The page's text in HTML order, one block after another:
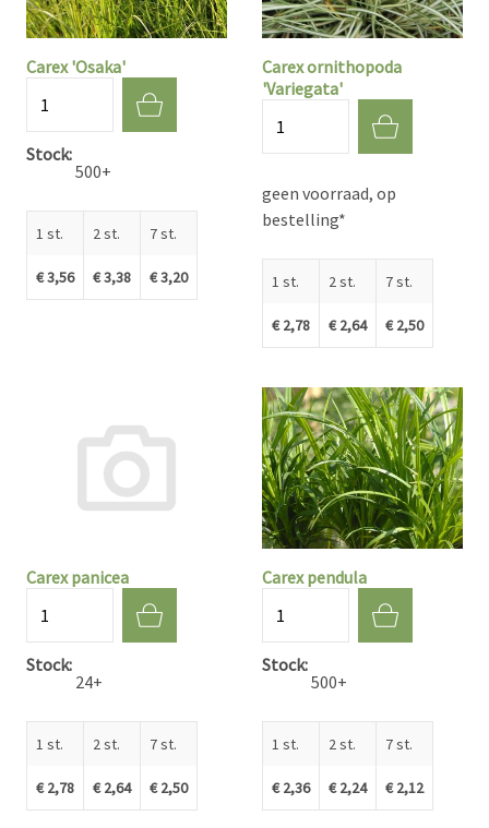
Carex 'Osaka'
Stock
500+
1 st.
€ 3,56
2 st.
€ 3,38
7 st.
€ 3,20
Carex ornithopoda
'Variegata'
geen voorraad, op
bestelling*
1 st.
€ 2,78
2 st.
€ 2,64
7 st.
€ 2,50
Carex panicea
Stock
24+
1 st.
€ 2,78
2 st.
€ 2,64
7 st.
€ 2,50
Carex pendula
Stock
500+
1 st.
€ 2,36
2 st.
€ 2,24
7 st.
€ 2,12